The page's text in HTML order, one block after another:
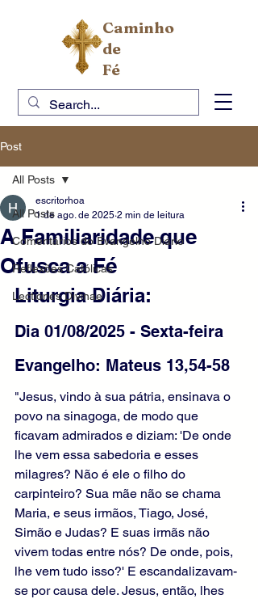
Caminho
de
Fé
Post
All Posts
Comentários do Evangelho Diário
Reflexões Católicas
Lectiones Divinae
All Posts
A Familiaridade que
Ofusca a Fé
escritorhoa
1 de ago. de 2025 2 min de leitura
Liturgia Diária:
Dia 01/08/2025 - Sexta-feira
Evangelho: Mateus 13,54-58
"Jesus, vindo à sua pátria, ensinava o
povo na sinagoga, de modo que
ficavam admirados e diziam: 'De onde
lhe vem essa sabedoria e esses
milagres? Não é ele o filho do
carpinteiro? Sua mãe não se chama
Maria, e seus irmãos, Tiago, José,
Simão e Judas? E suas irmãs não
vivem todas entre nós? De onde, pois,
lhe vem tudo isso?' E escandalizavam-
se por causa dele. Jesus, então, lhes